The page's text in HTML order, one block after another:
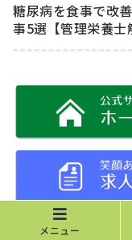
糖尿病を食事で改
事5選【管理栄養士
メニュー